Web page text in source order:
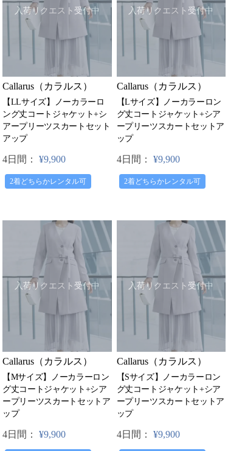
入荷リクエスト受付中
Callarus（カラルス）
【LLサイズ】ノーカラーロ
ング丈コートジャケット+シ
アープリーツスカートセット
アップ
4日間： ¥9,900
2着どちらかレンタル可
入荷リクエスト受付中
Callarus（カラルス）
【Lサイズ】ノーカラーロン
グ丈コートジャケット+シア
ープリーツスカートセットア
ップ
4日間： ¥9,900
2着どちらかレンタル可
入荷リクエスト受付中
Callarus（カラルス）
【Mサイズ】ノーカラーロン
グ丈コートジャケット+シア
ープリーツスカートセットア
ップ
4日間： ¥9,900
入荷リクエスト受付中
Callarus（カラルス）
【Sサイズ】ノーカラーロン
グ丈コートジャケット+シア
ープリーツスカートセットア
ップ
4日間： ¥9,900